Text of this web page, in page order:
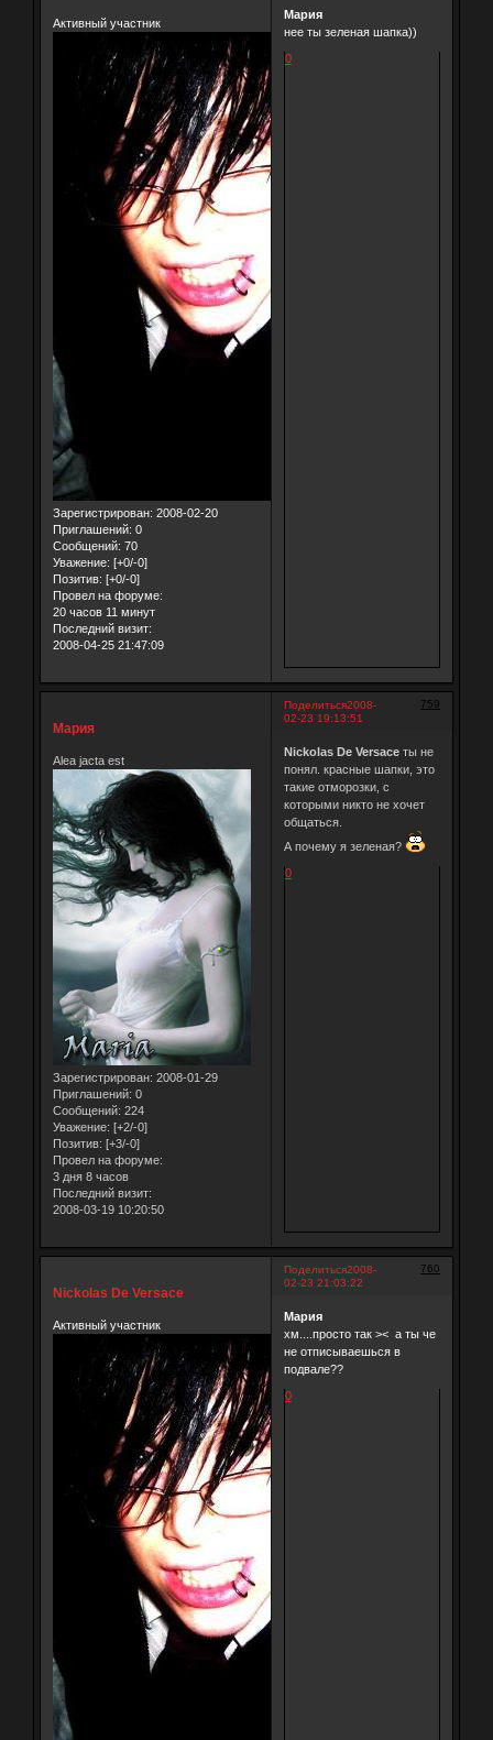
Активный участник
Зарегистрирован: 2008-02-20
Приглашений: 0
Сообщений: 70
Уважение: [+0/-0]
Позитив: [+0/-0]
Провел на форуме:
20 часов 11 минут
Последний визит:
2008-04-25 21:47:09
Мария
нее ты зеленая шапка))
0
Поделиться 759
2008-
02-23 19:13:51
Мария
Alea jacta est
Зарегистрирован: 2008-01-29
Приглашений: 0
Сообщений: 224
Уважение: [+2/-0]
Позитив: [+3/-0]
Провел на форуме:
3 дня 8 часов
Последний визит:
2008-03-19 10:20:50
Nickolas De Versaceты не
понял. красные шапки, это
такие отморозки, с
которыми никто не хочет
общаться.
А почему я зеленая?
0
Поделиться 760
2008-
02-23 21:03:22
Nickolas De Versace
Активный участник
Мария
хм....просто так >< а ты че
не отписываешься в
подвале??
0